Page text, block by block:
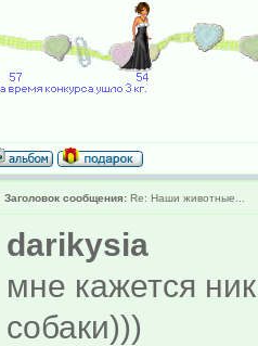
Заголовок сообщения: Re: Наши животные...
darikysia
мне кажется
собаки)))